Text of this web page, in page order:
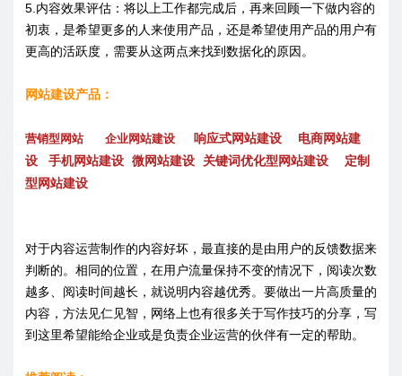
5.内容效果评估：将以上工作都完成后，再来回顾一下做内容的
初衷，是希望更多的人来使用产品，还是希望使用产品的用户有
更高的活跃度，需要从这两点来找到数据化的原因。
网站建设产品：
营销型网站 企业网站建设 响应式网站建设
电商网站建
设
手机网站建设 微网站建设 关键词优化型网站建设
定制
型网站建设
对于内容运营制作的内容好坏，最直接的是由用户的反馈数据来
判断的。相同的位置，在用户流量保持不变的情况下，阅读次数
越多、阅读时间越长，就说明内容越优秀。要做出一片高质量的
内容，方法见仁见智，网络上也有很多关于写作技巧的分享，写
到这里希望能给企业或是负责企业运营的伙伴有一定的帮助。